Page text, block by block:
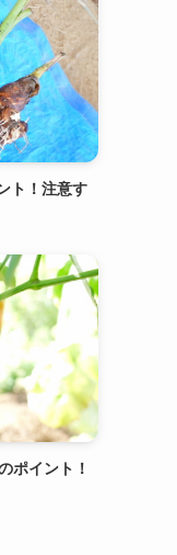
ト！注意す
ポイント！